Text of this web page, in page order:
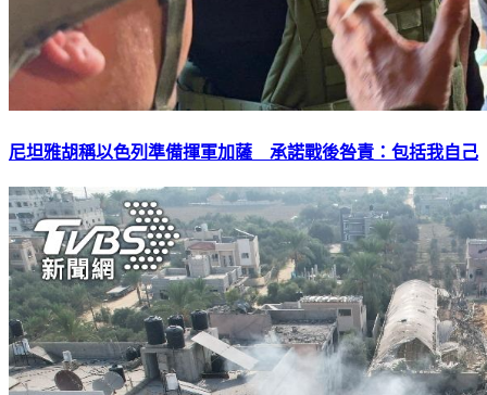
尼坦雅胡稱以色列準備揮軍加薩 承諾戰後咎責：包括我自己